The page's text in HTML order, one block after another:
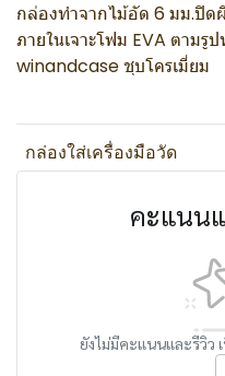
กล่องทำจากไม้อัด 6 มม.ปิด
ภายในเจาะโฟม EVA ตาม
winandcase ชุบโครเมี่ยม
กล่องใส่เครื่องมือวัด
คะแนน
ยังไม่มีคะแนนและรีวิว